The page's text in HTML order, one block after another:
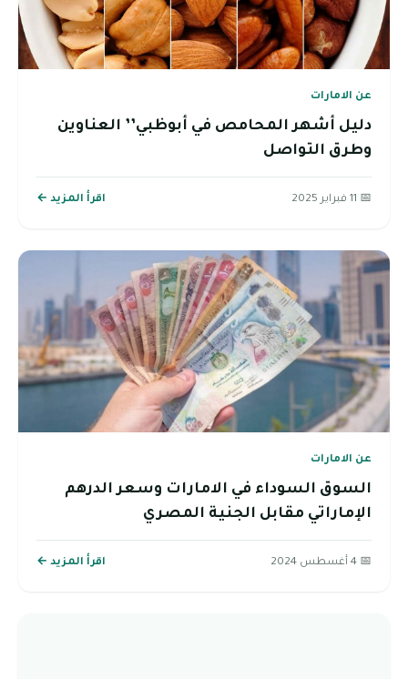
عن الامارات
دليل أشهر المحامص في أبوظبي’’ العناوين
وطرق التواصل
📅 11 فبراير 2025 اقرأ المزيد ←
عن الامارات
السوق السوداء في الامارات وسعر الدرهم
الإماراتي مقابل الجنية المصري
📅 4 أغسطس 2024 اقرأ المزيد ←